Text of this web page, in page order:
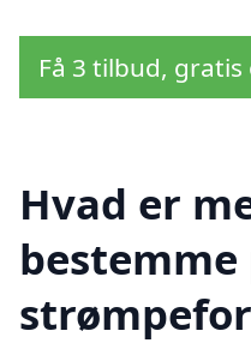
Få 3 tilbud,
Hvad er